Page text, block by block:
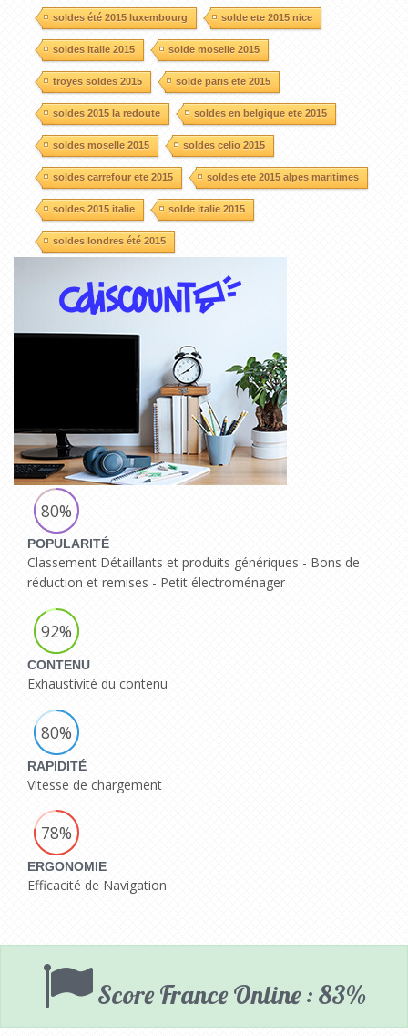
soldes été 2015 luxembourg solde ete 2015 nice
soldes italie 2015 solde moselle 2015
troyes soldes 2015 solde paris ete 2015
soldes 2015 la redoute soldes en belgique ete 2015
soldes moselle 2015 soldes celio 2015
soldes carrefour ete 2015 soldes ete 2015 alpes maritimes
soldes 2015 italie solde italie 2015
soldes londres été 2015
80%
POPULARITÉ
Classement Détaillants et produits génériques - Bons de
réduction et remises - Petit électroménager
92%
CONTENU
Exhaustivité du contenu
80%
RAPIDITÉ
Vitesse de chargement
78%
ERGONOMIE
Efficacité de Navigation
Score France Online : 83%